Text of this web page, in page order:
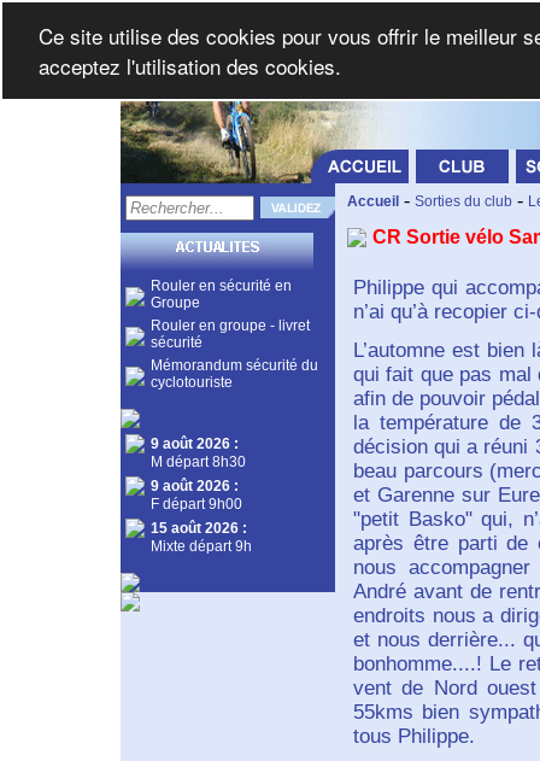
Rouler en sécurité en
Groupe
Rouler en groupe - livret
sécurité
Mémorandum sécurité du
cyclotouriste
9 août 2026 :
M départ 8h30
9 août 2026 :
F départ 9h00
15 août 2026 :
Mixte départ 9h
Accueil - Sorties du club -
CR Sortie vélo
Philippe qui
n’ai qu’à recopier
L’automne est
qui fait que pas mal
afin de pouvoir
la température de
décision qui a réuni
beau parcours
et Garenne sur
"petit Basko" qui,
après être parti de
nous
André avant de
endroits nous a
et nous derrière...
bonhomme....! Le
vent de Nord
55kms bien
tous Philippe.
Ce site utilise des cookies pour vous offrir le meilleur
acceptez l'utilisation des cookies.